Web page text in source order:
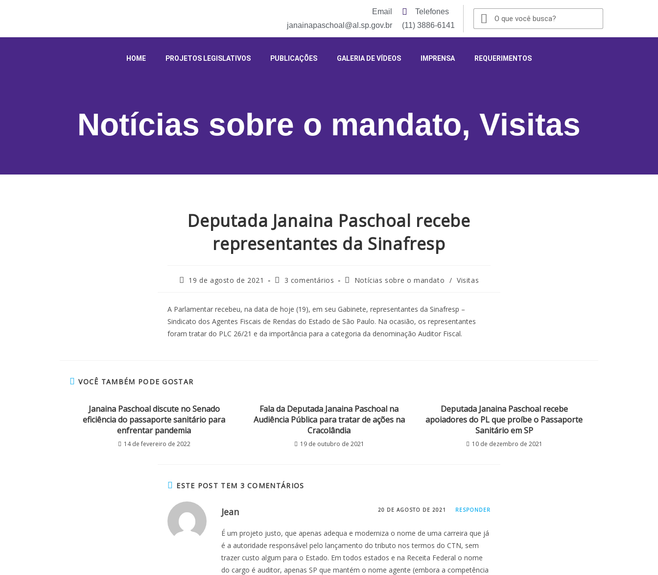
Email
janainapaschoal@al.sp.gov.br
Telefones
(11) 3886-6141
HOME PROJETOS LEGISLATIVOS PUBLICAÇÕES GALERIA DE VÍDEOS IMPRENSA REQUERIMENTOS
Notícias sobre o mandato, Visitas
Deputada Janaina Paschoal recebe
representantes da Sinafresp
19 de agosto de 2021 3 comentários Notícias sobre o mandato / Visitas
A Parlamentar recebeu, na data de hoje (19), em seu Gabinete, representantes da Sinafresp –
Sindicato dos Agentes Fiscais de Rendas do Estado de São Paulo. Na ocasião, os representantes
foram tratar do PLC 26/21 e da importância para a categoria da denominação Auditor Fiscal.
VOCÊ TAMBÉM PODE GOSTAR
Janaina Paschoal discute no Senado
eficiência do passaporte sanitário para
enfrentar pandemia
14 de fevereiro de 2022
Fala da Deputada Janaina Paschoal na
Audiência Pública para tratar de ações na
Cracolândia
19 de outubro de 2021
Deputada Janaina Paschoal recebe
apoiadores do PL que proíbe o Passaporte
Sanitário em SP
10 de dezembro de 2021
ESTE POST TEM 3 COMENTÁRIOS
Jean 20 DE AGOSTO DE 2021 RESPONDER
É um projeto justo, que apenas adequa e moderniza o nome de uma carreira que já
é a autoridade responsável pelo lançamento do tributo nos termos do CTN, sem
trazer custo algum para o Estado. Em todos estados e na Receita Federal o nome
do cargo é auditor, apenas SP que mantém o nome agente (embora a competência